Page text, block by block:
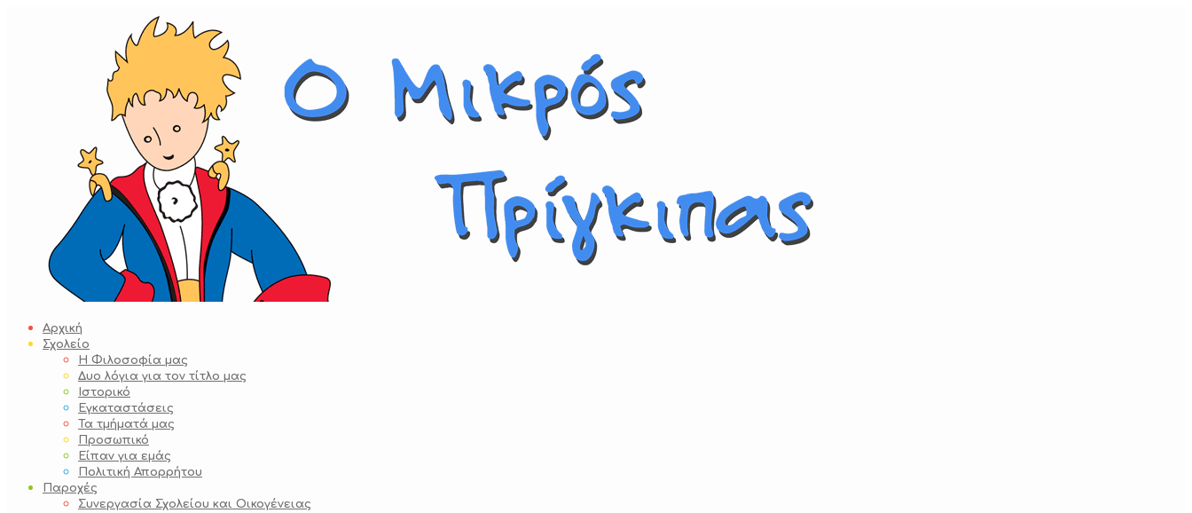
Αρχική
Σχολείο
Η Φιλοσοφία μας
Δυο λόγια για τον τίτλο μας
Ιστορικό
Εγκαταστάσεις
Τα τμήματά μας
Προσωπικό
Είπαν για εμάς
Πολιτική Απορρήτου
Παροχές
Συνεργασία Σχολείου και Οικογένειας